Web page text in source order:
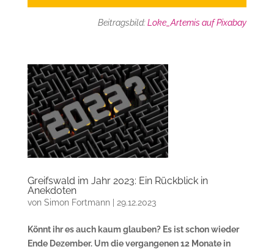
Beitragsbild:Loke_Artemis auf Pixabay
Greifswald im Jahr 2023: Ein Rückblick in
Anekdoten
von Simon Fortmann| 29.12.2023
Könnt ihr es auch kaum glauben? Es ist schon wieder
Ende Dezember. Um die vergangenen 12 Monate in